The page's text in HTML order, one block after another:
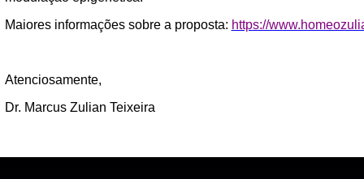
Maiores informações sobre a proposta: https://
Atenciosamente,
Dr. Marcus Zulian Teixeira